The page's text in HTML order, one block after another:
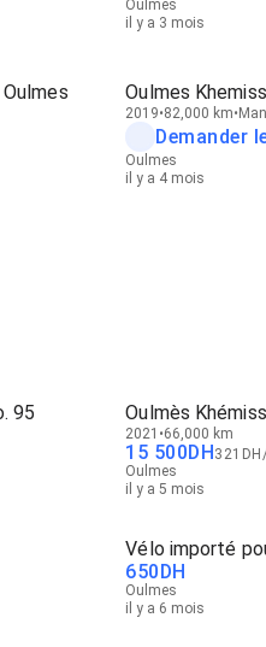
Oulmes
il y a 3 mois
Oulmes
2019 82,000 km
Demander
Oulmes
il y a 4 mois
95
Oulmès
2021 66,000 km
15 500DH321 DH
Oulmes
il y a 5 mois
Vélo importé
650DH
Oulmes
il y a 6 mois